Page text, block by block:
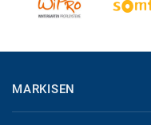
MARKISEN